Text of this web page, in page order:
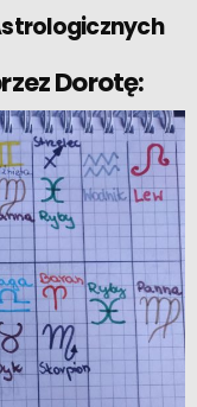
Dorotę: